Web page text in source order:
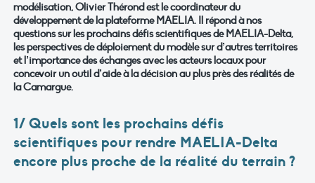
modélisation, Olivier Thérond est le coordinateur du
développement de la plateforme MAELIA. Il répond à nos
questions sur les prochains défis scientifiques de MAELIA-Delta,
les perspectives de déploiement du modèle sur d’autres territoires
et l’importance des échanges avec les acteurs locaux pour
concevoir un outil d’aide à la décision au plus près des réalités de
la Camargue.
1/ Quels sont les prochains défis
scientifiques pour rendre MAELIA-Delta
encore plus proche de la réalité du terrain ?